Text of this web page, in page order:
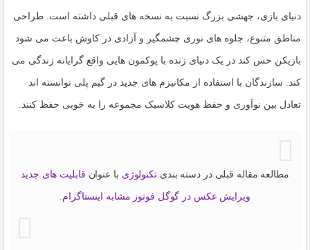
دنیای بازی، جهشی بزرگ نسبت به نسخه های قبلی داشته است. طراحی
مناطق متنوع، جلوه های نوری چشمگیر و آزادی در کاوش باعث می شود
بازیکن حس کند در یک دنیای زنده با پوکمون هایی واقع گرایانه زندگی می
کند. سازندگان با استفاده از مکانیزم های جدید در گیم پلی توانسته اند
تعادل بین نوآوری و حفظ هویت کلاسیک مجموعه را به خوبی حفظ کنند.
مطالعه مقاله قبلی در دسته بندیتکنولوژی با عنوان قابلیت های جدید
ویرایش عکس در گوگل فوتوز مشابه اینستاگرام